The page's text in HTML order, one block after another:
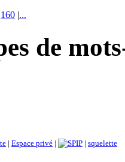
160 |...
de
| Espace privé | | squelette